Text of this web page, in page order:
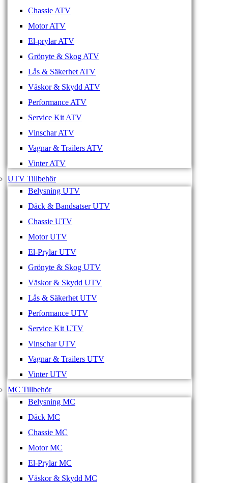
Chassie ATV
Motor ATV
El-prylar ATV
Grönyte & Skog ATV
Lås & Säkerhet ATV
Väskor & Skydd ATV
Performance ATV
Service Kit ATV
Vinschar ATV
Vagnar & Trailers ATV
Vinter ATV
UTV Tillbehör
Belysning UTV
Däck & Bandsatser UTV
Chassie UTV
Motor UTV
El-Prylar UTV
Grönyte & Skog UTV
Väskor & Skydd UTV
Lås & Säkerhet UTV
Performance UTV
Service Kit UTV
Vinschar UTV
Vagnar & Trailers UTV
Vinter UTV
MC Tillbehör
Belysning MC
Däck MC
Chassie MC
Motor MC
El-Prylar MC
Väskor & Skydd MC